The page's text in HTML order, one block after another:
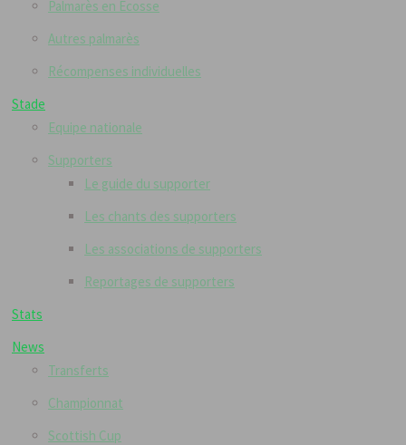
Palmarès en Ecosse
Autres palmarès
Récompenses individuelles
Stade
Equipe nationale
Supporters
Le guide du supporter
Les chants des supporters
Les associations de supporters
Reportages de supporters
Stats
News
Transferts
Championnat
Scottish Cup